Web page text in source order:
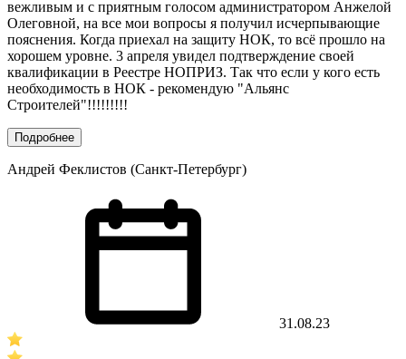
вежливым и с приятным голосом администратором Анжелой
Олеговной, на все мои вопросы я получил исчерпывающие
пояснения. Когда приехал на защиту НОК, то всё прошло на
хорошем уровне. 3 апреля увидел подтверждение своей
квалификации в Реестре НОПРИЗ. Так что если у кого есть
необходимость в НОК - рекомендую "Альянс
Строителей"!!!!!!!!!
Подробнее
Андрей Феклистов (Санкт-Петербург)
31.08.23